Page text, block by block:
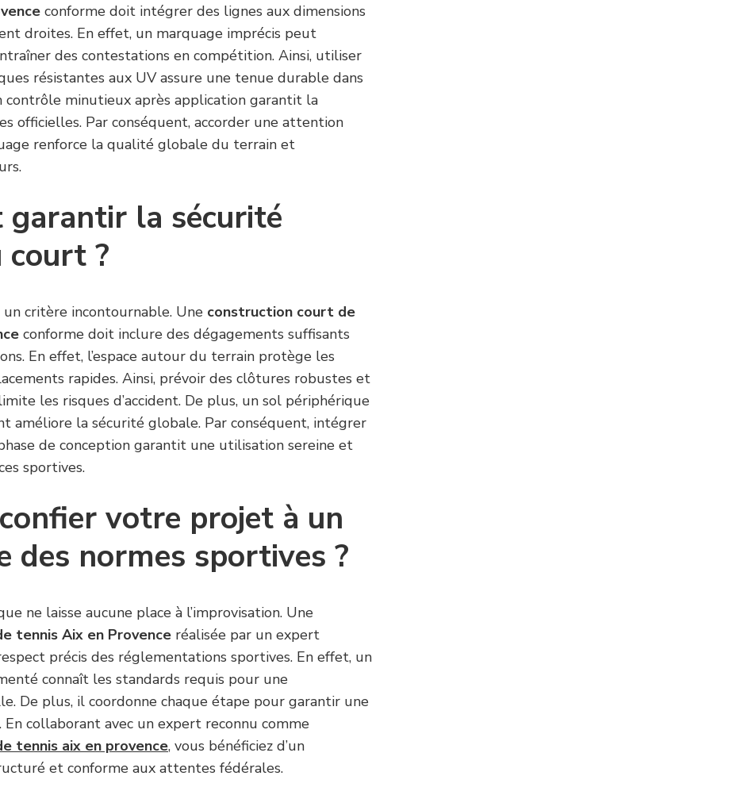
conforme doit intégrer des lignes aux dimensions
droites. En effet, un marquage imprécis peut
des contestations en compétition. Ainsi, utiliser
résistantes aux UV assure une tenue durable dans
contrôle minutieux après application garantit la
officielles. Par conséquent, accorder une attention
renforce la qualité globale du terrain et
garantir la sécurité
court ?
critère incontournable. Une construction court de
conforme doit inclure des dégagements suffisants
En effet, l’espace autour du terrain protège les
rapides. Ainsi, prévoir des clôtures robustes et
les risques d’accident. De plus, un sol périphérique
améliore la sécurité globale. Par conséquent, intégrer
de conception garantit une utilisation sereine et
sportives.
votre projet à un
des normes sportives ?
ne laisse aucune place à l’improvisation. Une
tennis Aix en Provence réalisée par un expert
précis des réglementations sportives. En effet, un
connaît les standards requis pour une
De plus, il coordonne chaque étape pour garantir une
collaborant avec un expert reconnu comme
tennis aix en provence, vous bénéficiez d’un
et conforme aux attentes fédérales.